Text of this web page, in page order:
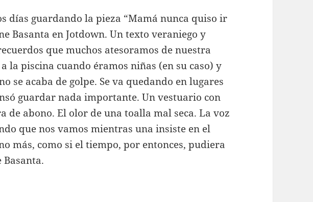
días guardando la pieza “Mamá nunca quiso ir
Basanta en Jotdown. Un texto veraniego y
que muchos atesoramos de nuestra
la piscina cuando éramos niñas (en su caso) y
se acaba de golpe. Se va quedando en lugares
guardar nada importante. Un vestuario con
de abono. El olor de una toalla mal seca. La voz
que nos vamos mientras una insiste en el
más, como si el tiempo, por entonces, pudiera
Basanta.